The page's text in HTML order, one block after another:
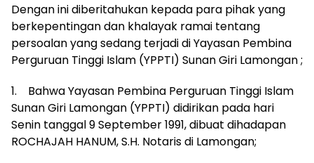
Dengan ini diberitahukan kepada para pihak yang
berkepentingan dan khalayak ramai tentang
persoalan yang sedang terjadi di Yayasan Pembina
Perguruan Tinggi Islam (YPPTI) Sunan Giri Lamongan ;
1. Bahwa Yayasan Pembina Perguruan Tinggi Islam
Sunan Giri Lamongan (YPPTI) didirikan pada hari
Senin tanggal 9 September 1991, dibuat dihadapan
ROCHAJAH HANUM, S.H. Notaris di Lamongan;